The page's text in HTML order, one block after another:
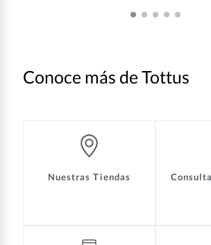
Conoce más de Tottus
Nuestras Tiendas